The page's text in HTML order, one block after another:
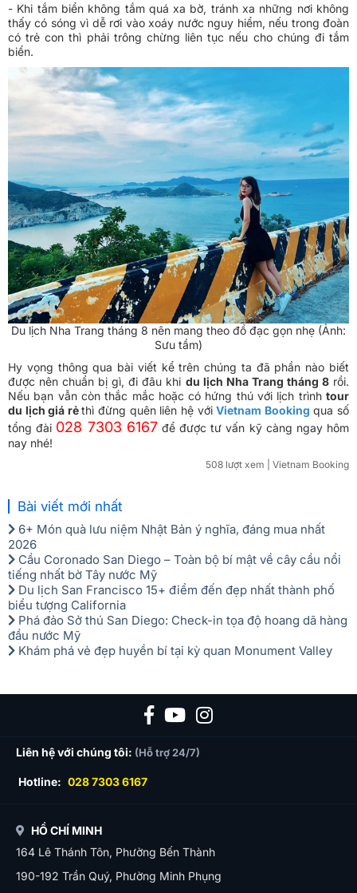
- Khi tắm biển không tắm quá xa bờ, tránh xa những nơi không
thấy có sóng vì dễ rơi vào xoáy nước nguy hiểm, nếu trong đoàn
có trẻ con thì phải trông chừng liên tục nếu cho chúng đi tắm
biển.
Du lịch Nha Trang tháng 8 nên mang theo đồ đạc gọn nhẹ (Ảnh:
Sưu tầm)
Hy vọng thông qua bài viết kể trên chúng ta đã phần nào biết
được nên chuẩn bị gì, đi đâu khi du lịch Nha Trang tháng 8rồi.
Nếu bạn vẫn còn thắc mắc hoặc có hứng thú với lịch trình tour
du lịch giá rẻthì đừng quên liên hệ vớiVietnam Booking qua số
tổng đài 028 7303 6167để được tư vấn kỹ càng ngay hôm
nay nhé!
508 lượt xem | Vietnam Booking
Bài viết mới nhất
6+ Món quà lưu niệm Nhật Bản ý nghĩa, đáng mua nhất
2026
Cầu Coronado San Diego – Toàn bộ bí mật về cây cầu nổi
tiếng nhất bờ Tây nước Mỹ
Du lịch San Francisco 15+ điểm đến đẹp nhất thành phố
biểu tượng California
Phá đảo Sở thú San Diego: Check-in tọa độ hoang dã hàng
đầu nước Mỹ
Khám phá vẻ đẹp huyền bí tại kỳ quan Monument Valley
Liên hệ với chúng tôi: (Hỗ trợ 24/7)
Hotline: 028 7303 6167
HỒ CHÍ MINH
164 Lê Thánh Tôn, Phường Bến Thành
190-192 Trần Quý, Phường Minh Phụng